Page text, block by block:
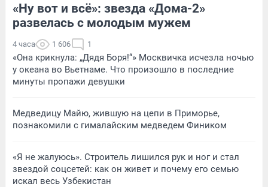
«Ну вот и всё»: звезда «Дома-2»
развелась с молодым мужем
4 часа 1 606 1
«Она крикнула: „Дядя Боря!“» Москвичка исчезла ночью
у океана во Вьетнаме. Что произошло в последние
минуты пропажи девушки
Медведицу Майю, жившую на цепи в Приморье,
познакомили с гималайским медведем Фиником
«Я не жалуюсь». Строитель лишился рук и ног и стал
звездой соцсетей: как он живет и почему его семью
искал весь Узбекистан